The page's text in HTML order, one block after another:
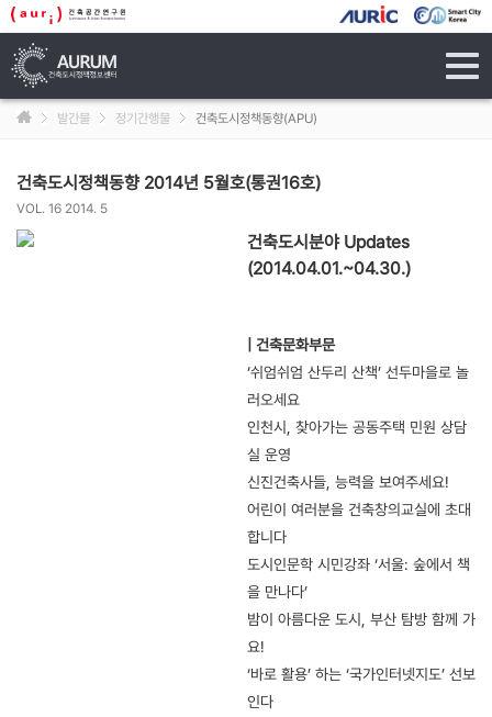
발간물 정기간행물 건축도시정책동향(APU)
건축도시정책동향 2014년 5월호(통권16호)
VOL. 16 2014. 5
건축도시분야 Updates
(2014.04.01.~04.30.)
| 건축문화부문
‘쉬엄쉬엄 산두리 산책’ 선두마을로 놀
러오세요
인천시, 찾아가는 공동주택 민원 상담
실 운영
신진건축사들, 능력을 보여주세요!
어린이 여러분을 건축창의교실에 초대
합니다
도시인문학 시민강좌 ‘서울: 숲에서 책
을 만나다’
밤이 아름다운 도시, 부산 탐방 함께 가
요!
‘바로 활용’ 하는 ‘국가인터넷지도’ 선보
인다